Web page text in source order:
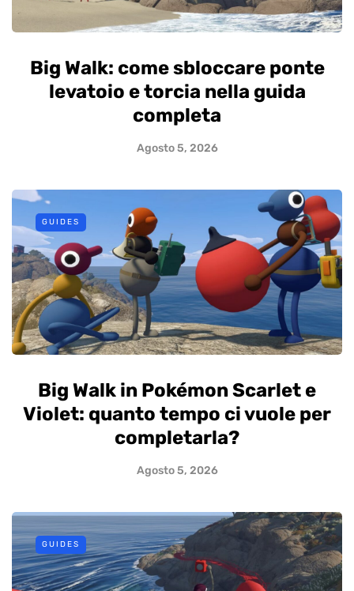
Big Walk: come sbloccare ponte
levatoio e torcia nella guida
completa
Agosto 5, 2026
GUIDES
Big Walk in Pokémon Scarlet e
Violet: quanto tempo ci vuole per
completarla?
Agosto 5, 2026
GUIDES